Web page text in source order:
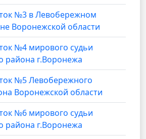
№3 в Левобережном
Воронежской области
№4 мирового судьи
района г.Воронежа
№5 Левобережного
Воронежской области
№6 мирового судьи
района г.Воронежа